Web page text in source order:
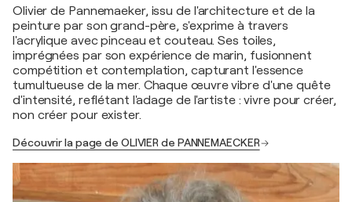
Olivier de Pannemaeker, issu de l'architecture et de la
peinture par son grand-père, s'exprime à travers
l'acrylique avec pinceau et couteau. Ses toiles,
imprégnées par son expérience de marin, fusionnent
compétition et contemplation, capturant l'essence
tumultueuse de la mer. Chaque œuvre vibre d'une quête
d'intensité, reflétant l'adage de l'artiste : vivre pour créer,
non créer pour exister.
Découvrir la page de OLIVIER de PANNEMAECKER